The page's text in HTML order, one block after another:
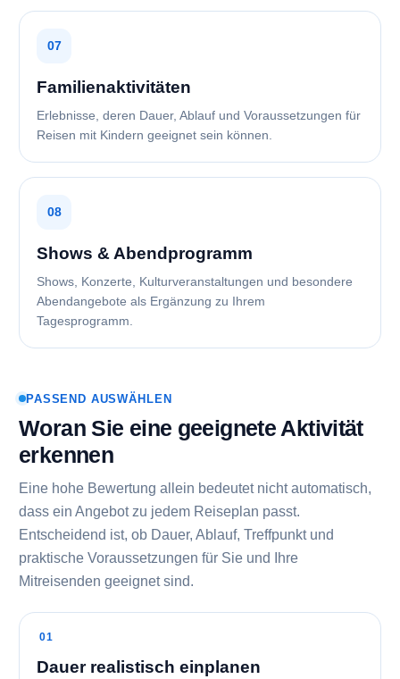
07
Familienaktivitäten
Erlebnisse, deren Dauer, Ablauf und Voraussetzungen für
Reisen mit Kindern geeignet sein können.
08
Shows & Abendprogramm
Shows, Konzerte, Kulturveranstaltungen und besondere
Abendangebote als Ergänzung zu Ihrem
Tagesprogramm.
PASSEND AUSWÄHLEN
Woran Sie eine geeignete Aktivität
erkennen
Eine hohe Bewertung allein bedeutet nicht automatisch,
dass ein Angebot zu jedem Reiseplan passt.
Entscheidend ist, ob Dauer, Ablauf, Treffpunkt und
praktische Voraussetzungen für Sie und Ihre
Mitreisenden geeignet sind.
Dauer realistisch einplanen